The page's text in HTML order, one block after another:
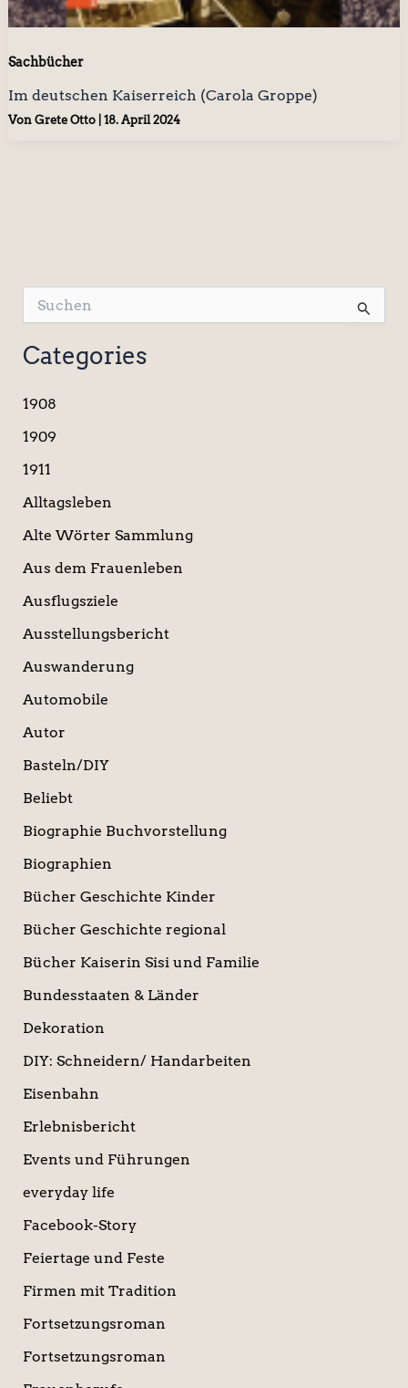
Sachbücher
Im deutschen Kaiserreich (Carola Groppe)
Von Grete Otto 18. April 2024
u
c
h
n
a
h
Categories
1908
1909
1911
Alltagsleben
Alte Wörter Sammlung
Aus dem Frauenleben
Ausflugsziele
Ausstellungsbericht
Auswanderung
Automobile
Autor
Basteln/DIY
Beliebt
Biographie Buchvorstellung
Biographien
Bücher Geschichte Kinder
Bücher Geschichte regional
Bücher Kaiserin Sisi und Familie
Bundesstaaten & Länder
Dekoration
DIY: Schneidern/ Handarbeiten
Eisenbahn
Erlebnisbericht
Events und Führungen
everyday life
Facebook-Story
Feiertage und Feste
Firmen mit Tradition
Fortsetzungsroman
Fortsetzungsroman